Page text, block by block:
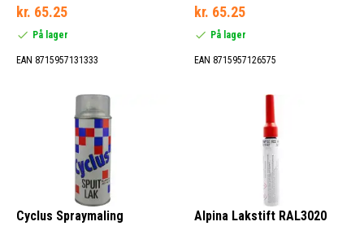
kr. 65.25
På lager
EAN 8715957131333
kr. 65.25
På lager
EAN 8715957126575
Cyclus Spraymaling
Alpina Lakstift RAL3020